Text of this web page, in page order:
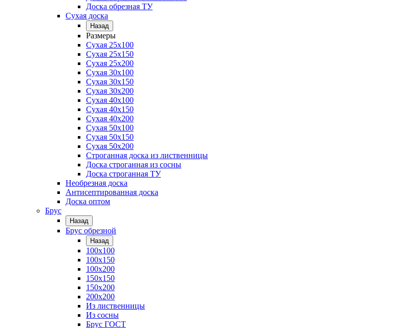
Доска обрезная ТУ
Сухая доска
Назад
Размеры
Сухая 25х100
Сухая 25х150
Сухая 25х200
Сухая 30х100
Сухая 30х150
Сухая 30х200
Сухая 40х100
Сухая 40х150
Сухая 40х200
Сухая 50х100
Сухая 50х150
Сухая 50х200
Строганная доска из лиственницы
Доска строганная из сосны
Доска строганная ТУ
Необрезная доска
Антисептированная доска
Доска оптом
Брус
Назад
Брус обрезной
Назад
100х100
100х150
100х200
150х150
150х200
200х200
Из лиственницы
Из сосны
Брус ГОСТ